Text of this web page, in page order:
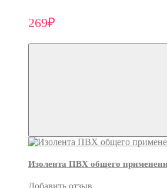
269₽
Изолента ПВХ общего
Добавить отзыв